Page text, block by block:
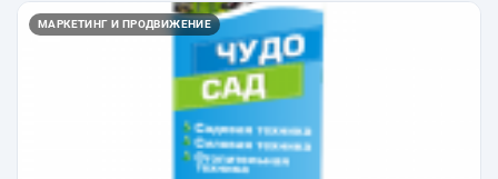
МАРКЕТИНГ И ПРОДВИЖЕНИЕ